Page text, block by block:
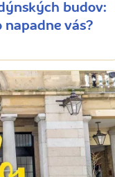
budov:
vás?